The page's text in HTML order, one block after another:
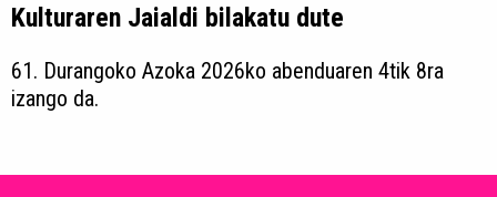
Kulturaren Jaialdi bilakatu dute
61. Durangoko Azoka 2026ko abenduaren 4tik 8ra
izango da.